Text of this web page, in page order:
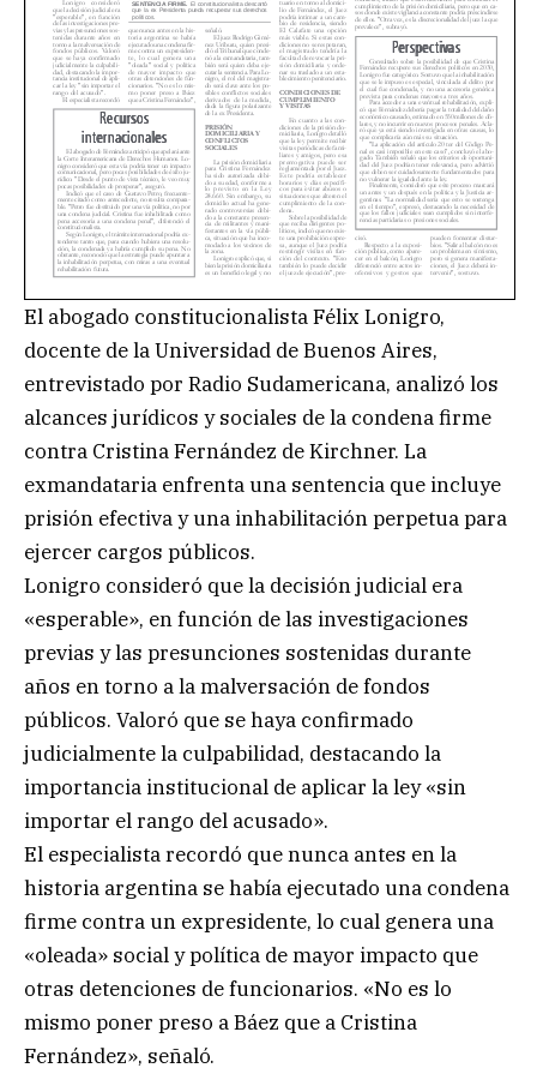
El abogado constitucionalista Félix Lonigro,
docente de la Universidad de Buenos Aires,
entrevistado por Radio Sudamericana, analizó los
alcances jurídicos y sociales de la condena firme
contra Cristina Fernández de Kirchner. La
exmandataria enfrenta una sentencia que incluye
prisión efectiva y una inhabilitación perpetua para
ejercer cargos públicos.
Lonigro consideró que la decisión judicial era
«esperable», en función de las investigaciones
previas y las presunciones sostenidas durante
años en torno a la malversación de fondos
públicos. Valoró que se haya confirmado
judicialmente la culpabilidad, destacando la
importancia institucional de aplicar la ley «sin
importar el rango del acusado».
El especialista recordó que nunca antes en la
historia argentina se había ejecutado una condena
firme contra un expresidente, lo cual genera una
«oleada» social y política de mayor impacto que
otras detenciones de funcionarios. «No es lo
mismo poner preso a Báez que a Cristina
Fernández», señaló.